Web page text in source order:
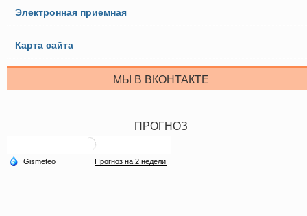
Электронная приемная
Карта сайта
МЫ В ВКОНТАКТЕ
ПРОГНОЗ